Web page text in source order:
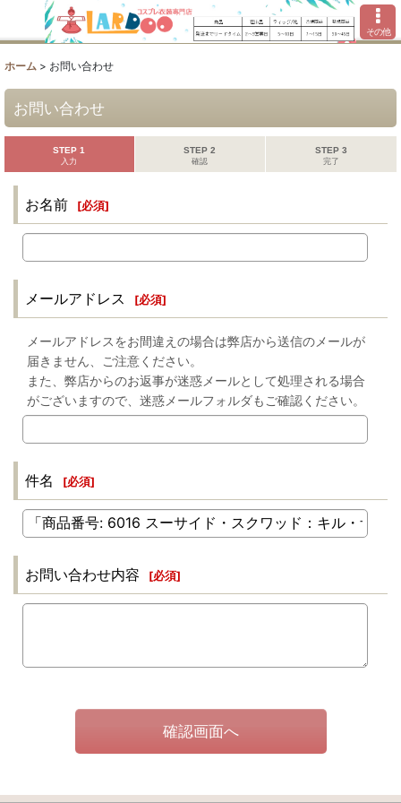
その他
ホーム > お問い合わせ
お問い合わせ
STEP 1
入力
STEP 2
確認
STEP 3
完了
お名前 [必須]
メールアドレス [必須]
メールアドレスをお間違えの場合は弊店から送信のメールが
届きません、ご注意ください。
また、弊店からのお返事が迷惑メールとして処理される場合
がございますので、迷惑メールフォルダもご確認ください。
件名 [必須]
お問い合わせ内容 [必須]
確認画面へ